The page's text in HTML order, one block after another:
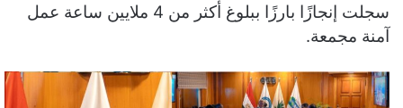
سجلت إنجازًا بارزًا ببلوغ أكثر من 4 ملايين ساعة عمل
آمنة مجمعة.